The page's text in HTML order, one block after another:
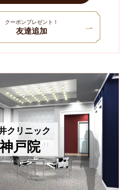
クーポンプレゼント！
友達追加
クリニック
神戸院